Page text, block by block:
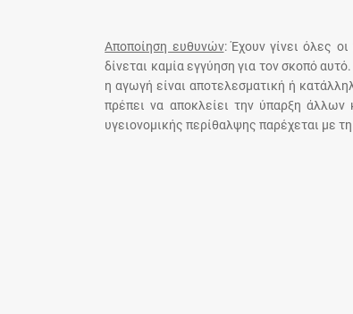
Αποποίηση ευθυνών: Έχουν γίνει όλες
δίνεται καμία εγγύηση για τον σκοπό
η αγωγή είναι αποτελεσματική ή
πρέπει να αποκλείει την ύπαρξη
υγειονομικής περίθαλψης παρέχεται με